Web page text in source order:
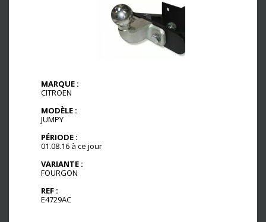
MARQUE :
CITROEN
MODÈLE :
JUMPY
PÉRIODE :
01.08.16 à ce jour
VARIANTE :
FOURGON
REF :
E4729AC